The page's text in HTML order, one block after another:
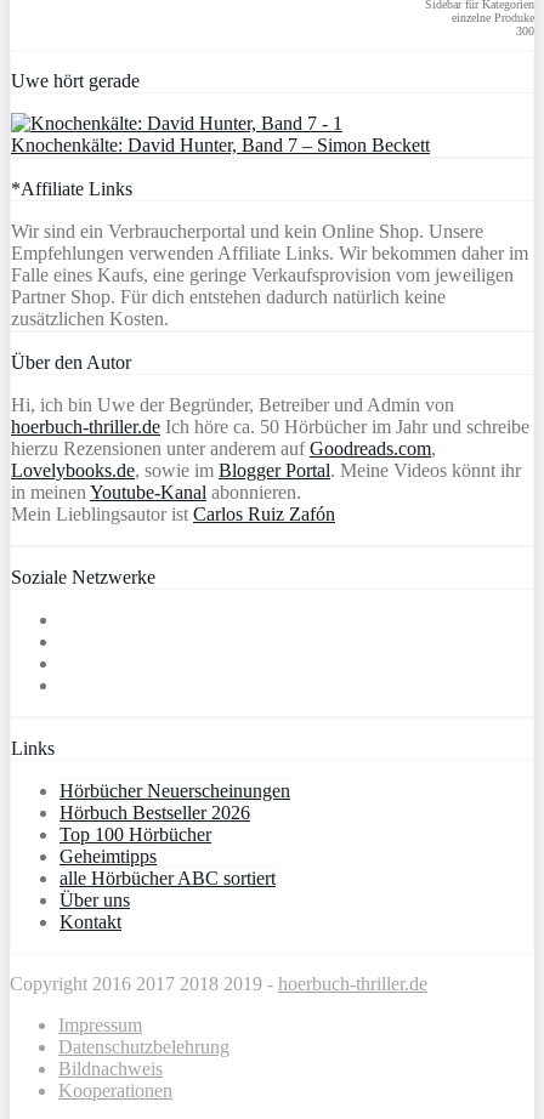
Sidebar für Kategorien
einzelne Produke
300
Uwe hört gerade
Knochenkälte: David Hunter, Band 7 – Simon Beckett
*Affiliate Links
Wir sind ein Verbraucherportal und kein Online Shop. Unsere
Empfehlungen verwenden Affiliate Links. Wir bekommen daher im
Falle eines Kaufs, eine geringe Verkaufsprovision vom jeweiligen
Partner Shop. Für dich entstehen dadurch natürlich keine
zusätzlichen Kosten.
Über den Autor
Hi, ich bin Uwe der Begründer, Betreiber und Admin von
hoerbuch-thriller.de Ich höre ca. 50 Hörbücher im Jahr und schreibe
hierzu Rezensionen unter anderem aufGoodreads.com,
Lovelybooks.de, sowie im Blogger Portal. Meine Videos könnt ihr
in meinen Youtube-Kanal abonnieren.
Mein Lieblingsautor ist Carlos Ruiz Zafón
Soziale Netzwerke
Links
Hörbücher Neuerscheinungen
Hörbuch Bestseller 2026
Top 100 Hörbücher
Geheimtipps
alle Hörbücher ABC sortiert
Über uns
Kontakt
Copyright 2016 2017 2018 2019 - hoerbuch-thriller.de
Impressum
Datenschutzbelehrung
Bildnachweis
Kooperationen